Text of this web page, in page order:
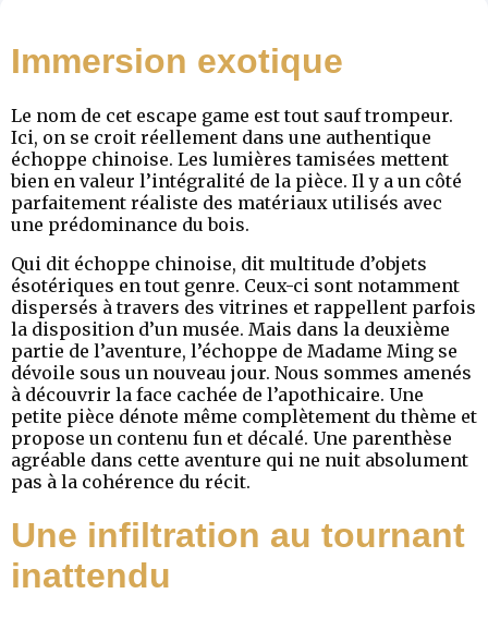
Immersion exotique
Le nom de cet escape game est tout sauf trompeur.
Ici, on se croit réellement dans une authentique
échoppe chinoise. Les lumières tamisées mettent
bien en valeur l’intégralité de la pièce. Il y a un côté
parfaitement réaliste des matériaux utilisés avec
une prédominance du bois.
Qui dit échoppe chinoise, dit multitude d’objets
ésotériques en tout genre. Ceux-ci sont notamment
dispersés à travers des vitrines et rappellent parfois
la disposition d’un musée. Mais dans la deuxième
partie de l’aventure, l’échoppe de Madame Ming se
dévoile sous un nouveau jour. Nous sommes amenés
à découvrir la face cachée de l’apothicaire. Une
petite pièce dénote même complètement du thème et
propose un contenu fun et décalé. Une parenthèse
agréable dans cette aventure qui ne nuit absolument
pas à la cohérence du récit.
Une infiltration au tournant
inattendu